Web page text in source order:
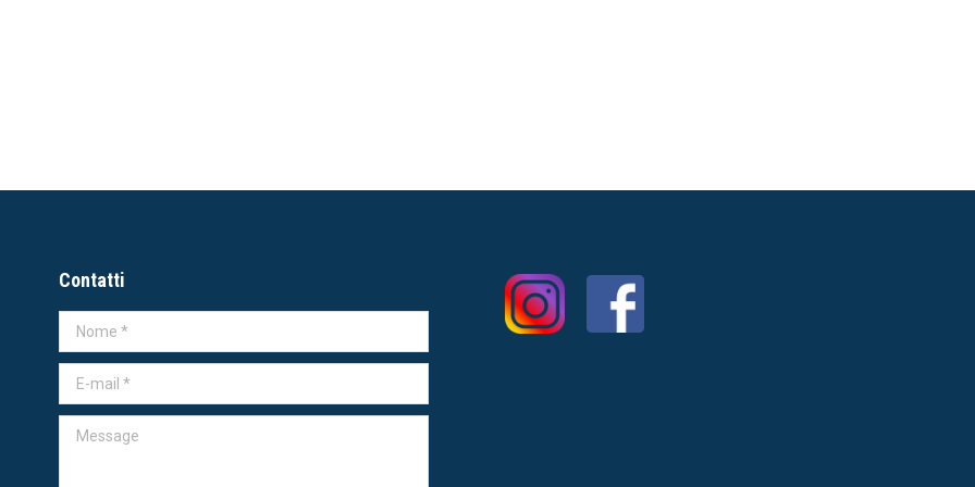
Contatti
Nome *
E-mail *
Message